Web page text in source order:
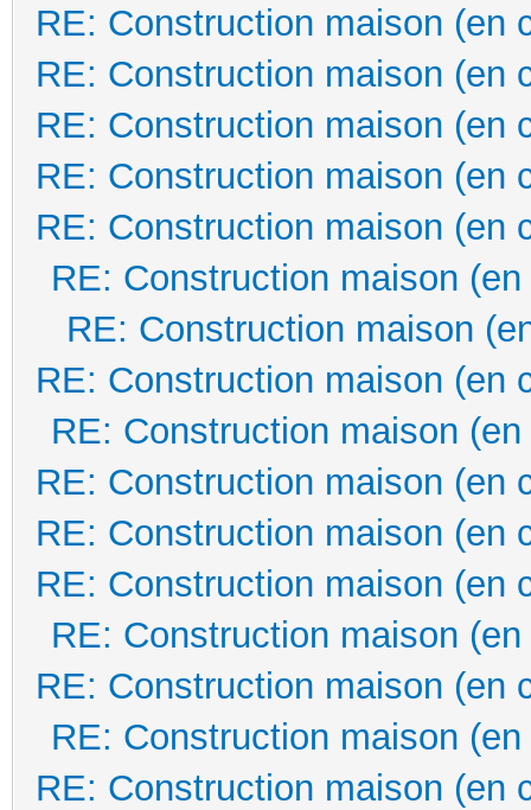
RE: Construction maison (en
RE: Construction maison (en
RE: Construction maison (en
RE: Construction maison (en
RE: Construction maison (en
RE: Construction maison
RE: Construction maison
RE: Construction maison (en
RE: Construction maison
RE: Construction maison (en
RE: Construction maison (en
RE: Construction maison (en
RE: Construction maison
RE: Construction maison (en
RE: Construction maison
RE: Construction maison (en